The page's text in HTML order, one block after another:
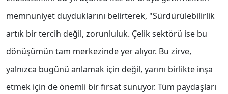
memnuniyet duyduklarını belirterek, "Sürdürülebilirlik
artık bir tercih değil, zorunluluk. Çelik sektörü ise bu
dönüşümün tam merkezinde yer alıyor. Bu zirve,
yalnızca bugünü anlamak için değil, yarını birlikte inşa
etmek için de önemli bir fırsat sunuyor. Tüm paydaşları